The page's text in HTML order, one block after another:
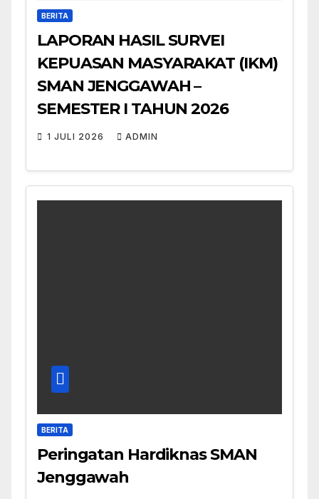
BERITA
LAPORAN HASIL SURVEI
KEPUASAN MASYARAKAT (IKM)
SMAN JENGGAWAH –
SEMESTER I TAHUN 2026
1 JULI 2026 ADMIN
BERITA
Peringatan Hardiknas SMAN
Jenggawah